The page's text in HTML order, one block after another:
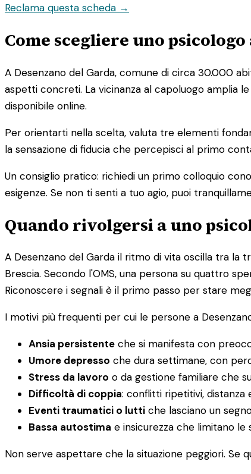
Reclama questa scheda →
Come scegliere uno
A Desenzano del Garda, comune di circa 30.000
aspetti concreti. La vicinanza al capoluogo amplia
disponibile online.
Per orientarti nella scelta, valuta tre elementi
la sensazione di fiducia che percepisci al primo
Un consiglio pratico: richiedi un primo colloquio
esigenze. Se non ti senti a tuo agio, puoi
Quando rivolgersi a uno
A Desenzano del Garda il ritmo di vita oscilla tra la
Brescia. Secondo l'OMS, una persona su quattro
Riconoscere i segnali è il primo passo per stare
I motivi più frequenti per cui le persone a
Ansia persistente che si manifesta con
Umore depresso che dura settimane, con
Stress da lavoro o da gestione familiare che
Difficoltà di coppia: conflitti ripetitivi, distanza
Eventi traumatici o lutti che lasciano un
Bassa autostima e insicurezza che limitano
Non serve aspettare che la situazione peggiori. Se